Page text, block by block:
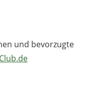
und bevorzugte